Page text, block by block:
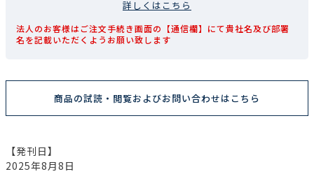
詳しくはこちら
法人のお客様はご注文手続き画面の【通信欄】にて貴社名及び部署
名を記載いただくようお願い致します
商品の試読・閲覧およびお問い合わせはこちら
【発刊日】
2025年8月8日